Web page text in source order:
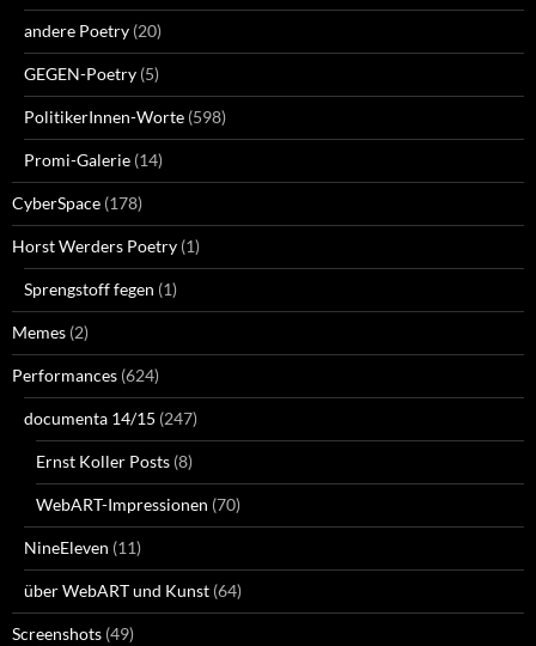
andere Poetry (20)
GEGEN-Poetry (5)
PolitikerInnen-Worte (598)
Promi-Galerie (14)
CyberSpace (178)
Horst Werders Poetry (1)
Sprengstoff fegen (1)
Memes (2)
Performances (624)
documenta 14/15 (247)
Ernst Koller Posts (8)
WebART-Impressionen (70)
NineEleven (11)
über WebART und Kunst (64)
Screenshots (49)